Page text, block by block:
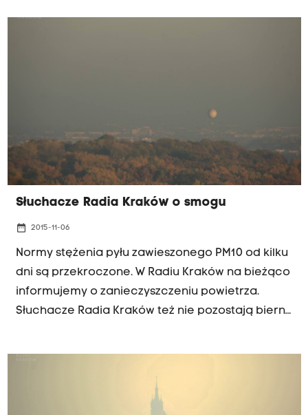
Słuchacze Radia Kraków o smogu
date_range 2015-11-06
Normy stężenia pyłu zawieszonego PM10 od kilku
dni są przekroczone. W Radiu Kraków na bieżąco
informujemy o zanieczyszczeniu powietrza.
Słuchacze Radia Kraków też nie pozostają bierni